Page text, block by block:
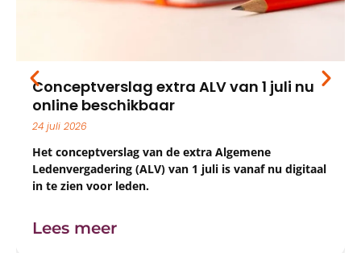
Conceptverslag extra ALV van 1 juli nu
online beschikbaar
24 juli 2026
Het conceptverslag van de extra Algemene
Ledenvergadering (ALV) van 1 juli is vanaf nu digitaal
in te zien voor leden.
Lees meer